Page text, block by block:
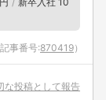
記事番号:870419）
な投稿として報告